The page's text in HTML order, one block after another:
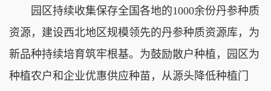
园区持续收集保存全国各地的1000余份丹参种质
资源，建设西北地区规模领先的丹参种质资源库，为
新品种持续培育筑牢根基。为鼓励散户种植，园区为
种植农户和企业优惠供应种苗，从源头降低种植门